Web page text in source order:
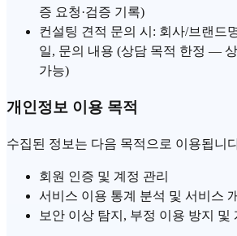
증 요청·검증 기록)
컨설팅 견적 문의 시: 회사/브랜드
일, 문의 내용 (상담 목적 한정 —
가능)
개인정보 이용 목적
수집된 정보는 다음 목적으로 이용됩니
회원 인증 및 계정 관리
서비스 이용 통계 분석 및 서비스
보안 이상 탐지, 부정 이용 방지 및